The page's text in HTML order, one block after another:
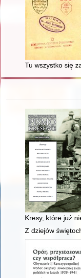
Tu wszystko się
Kresy, które już
Z dziejów